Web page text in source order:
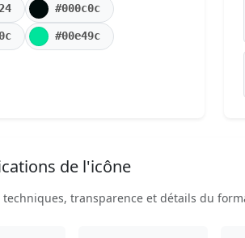
#000c0c
#00e49c
de l'icône
techniques, transparence et détails du